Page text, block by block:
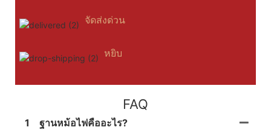
จัดส่งด่วน
หยิบ
FAQ
1 ฐานหม้อไฟคืออะไร?